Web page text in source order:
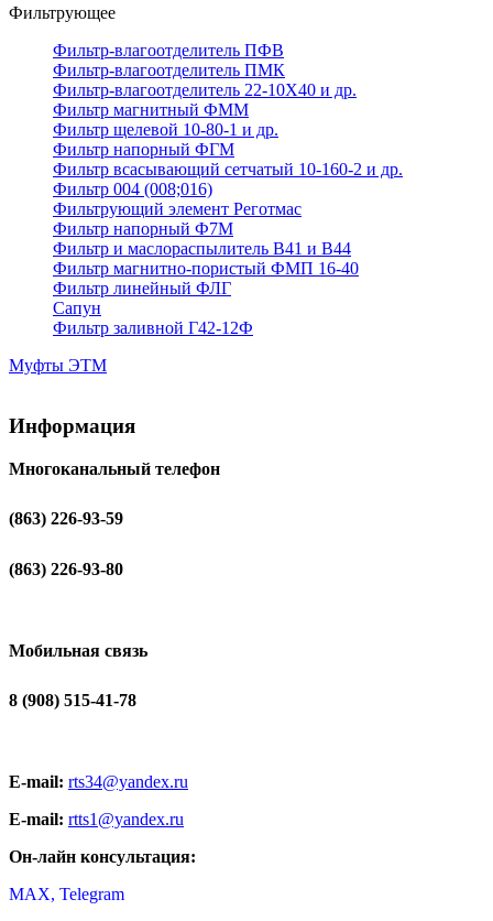
Фильтрующее
Фильтр-влагоотделитель ПФВ
Фильтр-влагоотделитель ПМК
Фильтр-влагоотделитель 22-10Х40 и др.
Фильтр магнитный ФММ
Фильтр щелевой 10-80-1 и др.
Фильтр напорный ФГМ
Фильтр всасывающий сетчатый 10-160-2 и др.
Фильтр 004 (008;016)
Фильтрующий элемент Реготмас
Фильтр напорный Ф7М
Фильтр и маслораспылитель В41 и В44
Фильтр магнитно-пористый ФМП 16-40
Фильтр линейный ФЛГ
Сапун
Фильтр заливной Г42-12Ф
Муфты ЭТМ
Информация
Многоканальный телефон
(863) 226-93-59
(863) 226-93-80
Мобильная связь
8 (908) 515-41-78
E-mail: rts34@yandex.ru
E-mail: rtts1@yandex.ru
Он-лайн консультация:
MAX, Telegram